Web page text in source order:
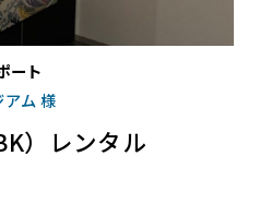
ート
ム 様
）レンタル